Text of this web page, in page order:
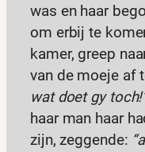
was en haar
om erbij te
kamer, greep
van de moeje af
wat doet gy
haar man haar
zijn, zeggende: